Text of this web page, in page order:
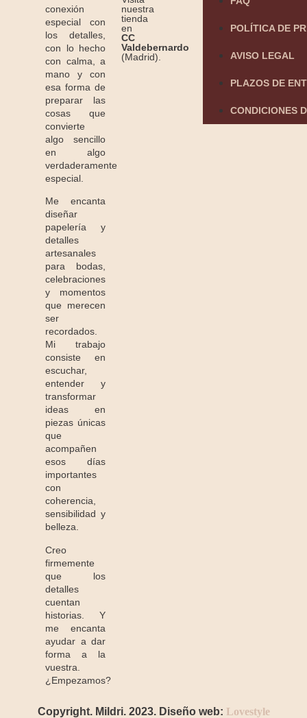
conexión
especial con
los detalles,
con lo hecho
con calma, a
mano y con
esa forma de
preparar las
cosas que
convierte
algo sencillo
en algo
verdaderamente
especial.
Me encanta
diseñar
papelería y
detalles
artesanales
para bodas,
celebraciones
y momentos
que merecen
ser
recordados.
Mi trabajo
consiste en
escuchar,
entender y
transformar
ideas en
piezas únicas
que
acompañen
esos días
importantes
con
coherencia,
sensibilidad y
belleza.
Creo
firmemente
que los
detalles
cuentan
historias. Y
me encanta
ayudar a dar
forma a la
vuestra.
¿Empezamos?
nuestra
tienda
en
CC
Valdebernardo
(Madrid).
POLÍTICA DE
AVISO LEGAL
PLAZOS DE
CONDICIONES
Copyright. Mildri. 2023. Diseño web: Lovestyle